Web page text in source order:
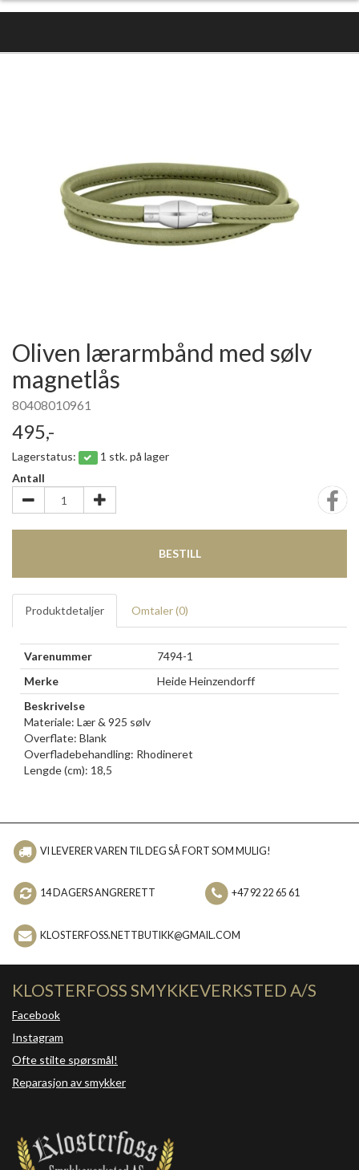
Oliven lærarmbånd med sølv
magnetlås
80408010961
495,-
Lagerstatus:
1 stk. på lager
Antall
BESTILL
Produktdetaljer Omtaler (0)
Varenummer
7494-1
Merke
Heide Heinzendorff
Beskrivelse
Materiale: Lær & 925 sølv
Overflate: Blank
Overfladebehandling: Rhodineret
Lengde (cm): 18,5
VI LEVERER VAREN TIL DEG SÅ FORT SOM MULIG!
14 DAGERS ANGRERETT +47 92 22 65 61
KLOSTERFOSS.NETTBUTIKK@GMAIL.COM
KLOSTERFOSS SMYKKEVERKSTED A/S
Facebook
Instagram
Ofte stilte spørsmål!
Reparasjon av smykker